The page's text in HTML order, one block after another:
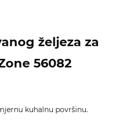
željeza za
56082
kuhalnu površinu.